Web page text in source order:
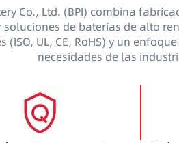
Co., Ltd. (BPI) combina
de baterías de alto
UL, CE, RoHS) y un
necesidades de las